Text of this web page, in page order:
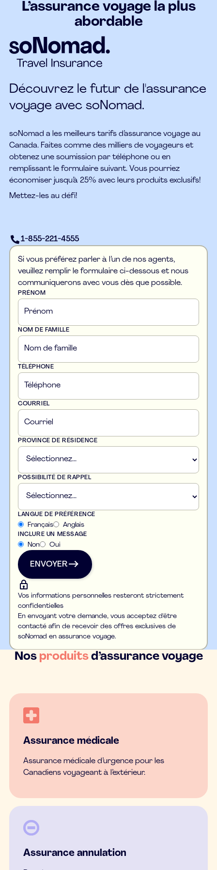
L’assurance voyage la plus
abordable
Découvrez le futur de l'assurance
voyage avec soNomad.
soNomad a les meilleurs tarifs d’assurance voyage au
Canada. Faites comme des milliers de voyageurs et
obtenez une soumission par téléphone ou en
remplissant le formulaire suivant. Vous pourriez
économiser jusqu’à 25% avec leurs produits exclusifs!
Mettez-les au défi!
1-855-221-4555
Si vous préférez parler à l’un de nos agents,
veuillez remplir le formulaire ci-dessous et nous
communiquerons avec vous dès que possible.
PRÉNOM
NOM DE FAMILLE
TÉLÉPHONE
COURRIEL
PROVINCE DE RÉSIDENCE
POSSIBILITÉ DE RAPPEL
LANGUE DE PRÉFÉRENCE
Français Anglais
INCLURE UN MESSAGE
Non Oui
ENVOYER
ENVOYER
Vos informations personnelles resteront strictement
confidentielles
En envoyant votre demande, vous acceptez d'être
contacté afin de recevoir des offres exclusives de
soNomad en assurance voyage.
Nos produitsd’assurance voyage
Assurance médicale
Assurance médicale d’urgence pour les
Canadiens voyageant à l’extérieur.
Assurance annulation